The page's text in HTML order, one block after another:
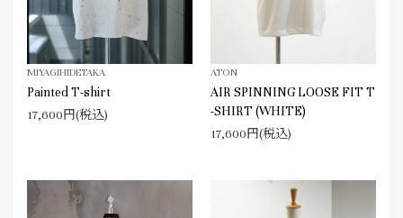
MIYAGIHIDETAKA
Painted T-shirt
17,600円(税込)
ATON
AIR SPINNING LOOSE FIT T
-SHIRT (WHITE)
17,600円(税込)